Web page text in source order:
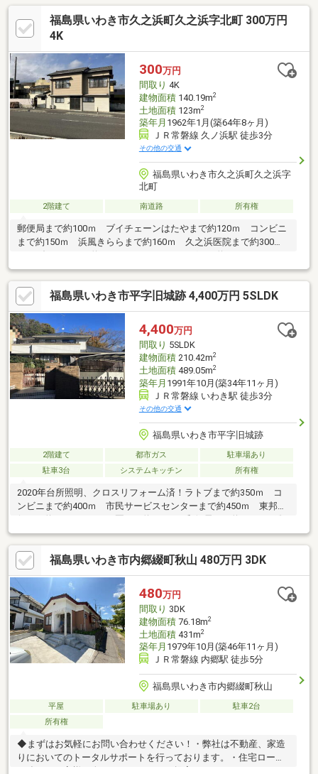
せたローンの組み方や金融機関をご提案。住宅ローンが初めての
方でもお気軽にご相談ください。
福島県いわき市久之浜町久之浜字北町 300万円
4K
300万円
間取り 4K
建物面積140.19m2
土地面積123m2
築年月 1962年1月(築64年8ヶ月)
ＪＲ常磐線 久ノ浜駅 徒歩3分
その他の交通
福島県いわき市久之浜町久之浜字
北町
2階建て 南道路 所有権
郵便局まで約100ｍ ブイチェーンはたやまで約120ｍ コンビニ
まで約150ｍ 浜風きららまで約160ｍ 久之浜医院まで約300
園まで約800ｍ 小学校まで約500ｍ 中学校まで約1.1ｋｍ ※建
物未登記 ※景観形成重点地区
福島県いわき市平字旧城跡 4,400万円 5SLDK
4,400万円
間取り 5SLDK
建物面積210.42m2
土地面積489.05m2
築年月 1991年10月(築34年11ヶ月)
ＪＲ常磐線 いわき駅 徒歩3分
その他の交通
福島県いわき市平字旧城跡
2階建て 都市ガス
駐車場あり
駐車3台
システムキッチン 所有権
2020年台所照明、クロスリフォーム済！ラトブまで約350ｍ コ
ンビニまで約400ｍ 市民サービスセンターまで約450ｍ 東邦銀
行まで約650ｍ こども園まで約700ｍ 郵便局まで約900ｍ 総
合病院まで約1.0ｋｍ ダイユーエイトまで約1.2ｋｍ 小学校ま
で約750ｍ 中学校まで約900ｍ ※北東側一部土砂災害警戒区
域 ※埋蔵文化財包蔵地
福島県いわき市内郷綴町秋山 480万円 3DK
480万円
間取り 3DK
建物面積76.18m2
土地面積431m2
築年月 1979年10月(築46年11ヶ月)
ＪＲ常磐線 内郷駅 徒歩5分
福島県いわき市内郷綴町秋山
平屋 駐車場あり
駐車2台
所有権
◆まずはお気軽にお問い合わせください！・弊社は不動産、家造
りにおいてのトータルサポートを行っております。・住宅ローン